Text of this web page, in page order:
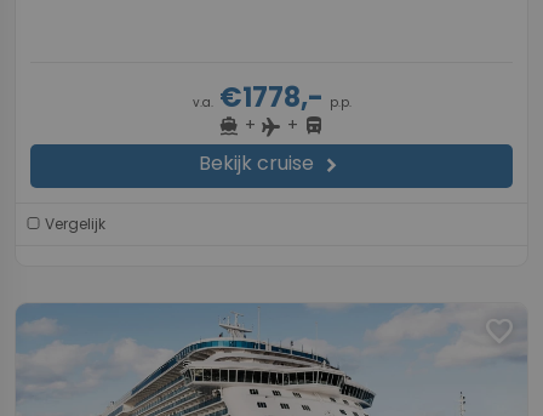
v.a.€1778,- p.p.
directions_boat + flight + directions_bus
Bekijk cruise chevron_right
Vergelijk
favorite